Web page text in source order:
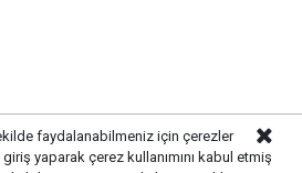
faydalanabilmeniz için çerezler
giriş yaparak çerez kullanımını kabul etmiş